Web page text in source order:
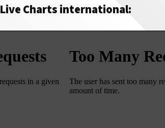
Live Charts international: